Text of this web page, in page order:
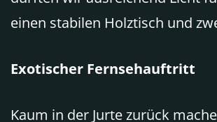
einen stabilen Holztisch und
Exotischer Fernsehauftritt
Kaum in der Jurte zurück